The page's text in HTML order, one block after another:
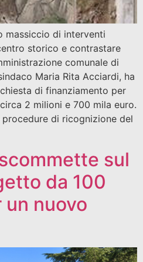
massiccio di interventi
storico e contrastare
comunale di
Maria Rita Acciardi, ha
di finanziamento per
2 milioni e 700 mila euro.
procedure di ricognizione del
sul
da 100
un nuovo